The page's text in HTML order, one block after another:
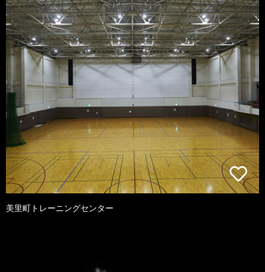
美里町トレーニングセンター